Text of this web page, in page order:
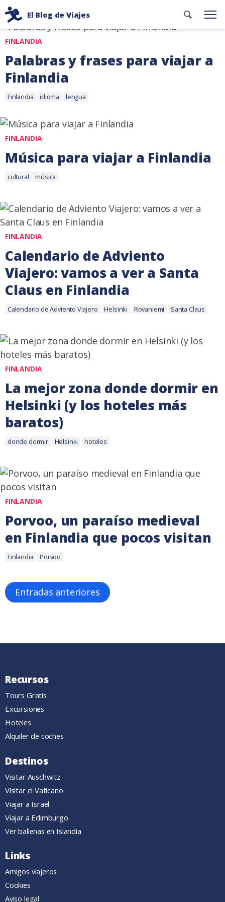
contenido
El Blog de Viajes
Consejos
de
viaje
de
dos
mochileros
Buscar
Categoría: Finlandia
FINLANDIA
Palabras y frases para viajar a
Finlandia
6
2021
Etiquetas:
Finlandia idioma lengua
FINLANDIA
Música para viajar a Finlandia
18
2020
Etiquetas:
cultural música
FINLANDIA
Calendario de Adviento
Viajero: vamos a ver a Santa
Claus en Finlandia
16
2019
Etiquetas:
Calendario de Adviento Viajero Helsinki Rovaniemi Santa Claus
FINLANDIA
La mejor zona donde dormir en
Helsinki (y los hoteles más
baratos)
28
2018
Etiquetas:
donde dormir Helsinki hoteles
FINLANDIA
Porvoo, un paraíso medieval
en Finlandia que pocos visitan
17
2017
Etiquetas:
Finlandia Porvoo
Navegación
de
Entradas anteriores
Recursos
Tours Gratis
Excursiones
Hoteles
Alquiler de coches
Destinos
Visitar Auschwitz
Visitar el Vaticano
Viajar a Israel
Viajar a Edimburgo
Ver ballenas en Islandia
Links
Amigos viajeros
Cookies
Aviso legal